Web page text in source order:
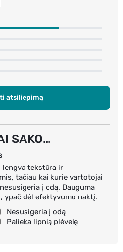
atsiliepimą
SAKO…
lengva tekstūra ir
tačiau kai kurie vartotojai
į odą. Dauguma
ypač dėl efektyvumo naktį.
Nesusigeria į odą
Palieka lipnią plėvelę